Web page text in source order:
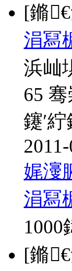
[鏅
涓冩
浜屾
65
鑳′
娓濅
涓冩
1000
[鏅